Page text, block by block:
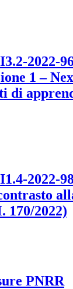
2022-
1 –
di
2022-
170/2022)
PNRR